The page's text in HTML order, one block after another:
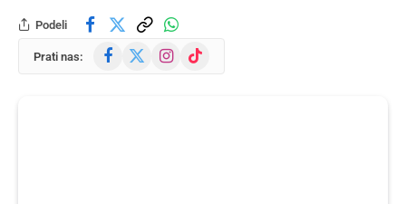
Podeli
Prati nas: Facebook Instagram
TikTok